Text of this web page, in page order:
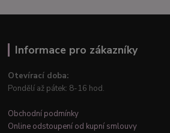
Informace pro zákazníky
Otevírací doba:
Pondělí až pátek: 8-16 hod.
Obchodní podmínky
Online odstoupení od kupní smlouvy